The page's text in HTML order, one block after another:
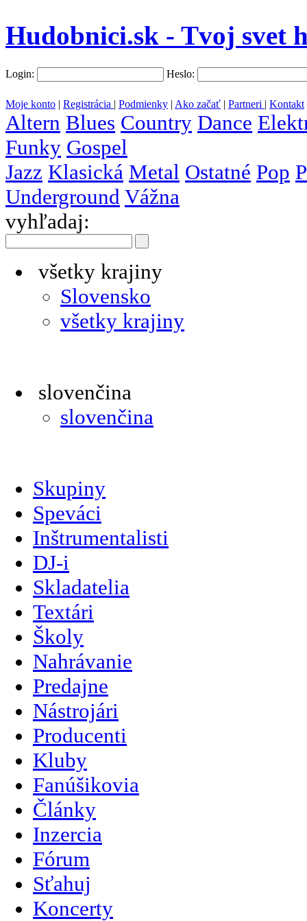
Hudobnici.sk - Tvoj svet
Login: Heslo:
Moje konto | Registrácia | Podmienky | Ako začať | Partneri | Kontakt
Altern Blues Country Dance
Funky Gospel
Jazz Klasická Metal Ostatné Pop
Underground Vážna
vyhľadaj:
všetky krajiny
Slovensko
všetky krajiny
slovenčina
slovenčina
Skupiny
Speváci
Inštrumentalisti
DJ-i
Skladatelia
Textári
Školy
Nahrávanie
Predajne
Nástrojári
Producenti
Kluby
Fanúšikovia
Články
Inzercia
Fórum
Sťahuj
Koncerty